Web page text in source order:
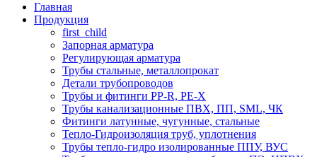
Главная
Продукция
first_child
Запорная арматура
Регулирующая арматура
Трубы стальные, металлопрокат
Детали трубопроводов
Трубы и фитинги PP-R, PE-X
Трубы канализационные ПВХ, ПП, SML, ЧК
Фитинги латунные, чугунные, стальные
Тепло-Гидроизоляция труб, уплотнения
Трубы тепло-гидро изолированные ППУ, ВУС